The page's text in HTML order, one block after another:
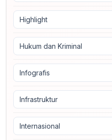
Highlight
Hukum dan Kriminal
Infografis
Infrastruktur
Internasional